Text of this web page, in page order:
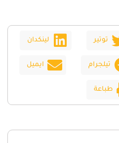
توتير لينكدان
تيلجرام ايميل
طباعة